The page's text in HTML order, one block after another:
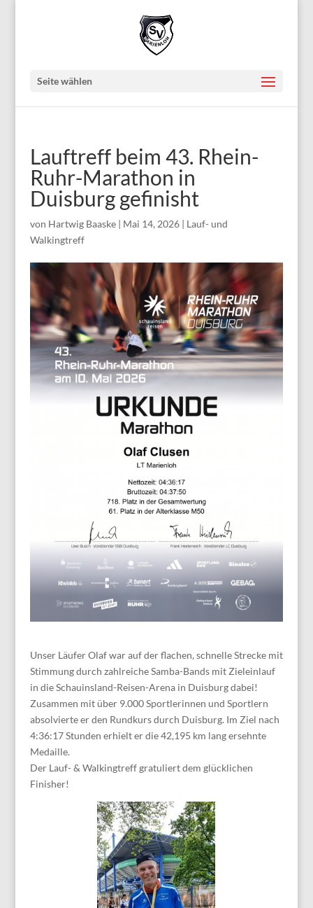
Seite wählen
Lauftreff beim 43. Rhein-
Ruhr-Marathon in
Duisburg gefinisht
von Hartwig Baaske| Mai 14, 2026| Lauf- und
Walkingtreff
Unser Läufer Olaf war auf der flachen, schnelle Strecke mit
Stimmung durch zahlreiche Samba-Bands mit Zieleinlauf
in die Schauinsland-Reisen-Arena in Duisburg dabei!
Zusammen mit über 9.000 Sportlerinnen und Sportlern
absolvierte er den Rundkurs durch Duisburg. Im Ziel nach
4:36:17 Stunden erhielt er die 42,195 km lang ersehnte
Medaille.
Der Lauf- & Walkingtreff gratuliert dem glücklichen
Finisher!